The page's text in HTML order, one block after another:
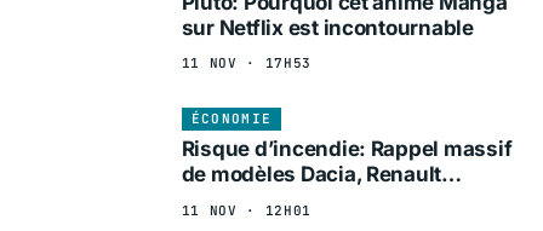
sur Netflix est incontournable
11 NOV · 17H53
ÉCONOMIE
Risque d’incendie: Rappel massif
de modèles Dacia, Renault…
11 NOV · 12H01